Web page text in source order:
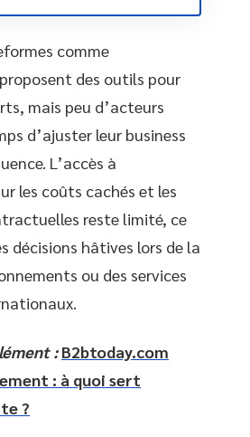
comme
des outils pour
mais peu d’acteurs
d’ajuster leur business
L’accès à
les coûts cachés et les
reste limité, ce
décisions hâtives lors de la
ou des services
: B2btoday.com
: à quoi sert
?